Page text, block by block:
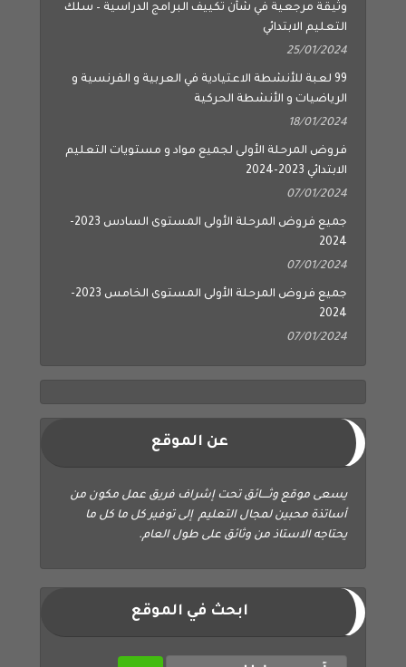
وثيقة مرجعية في شأن تكييف البرامج الدراسية – سلك
التعليم الابتدائي
25/01/2024
99 لعبة للأنشطة الاعتيادية في العربية و الفرنسية و
الرياضيات و الأنشطة الحركية
18/01/2024
فروض المرحلة الأولى لجميع مواد و مستويات التعليم
الابتدائي 2023-2024
07/01/2024
جميع فروض المرحلة الأولى المستوى السادس 2023-
2024
07/01/2024
جميع فروض المرحلة الأولى المستوى الخامس 2023-
2024
07/01/2024
عن الموقع
يسعى موقع وثــــائق تحت إشراف فريق عمل مكون من
أساتذة محبين لمجال التعليم إلى توفير كل ما كل ما
يحتاجه الاستاذ من وثائق على طول العام.
ابحث في الموقع